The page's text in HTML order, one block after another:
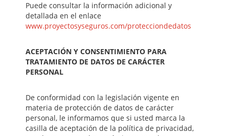
Puede consultar la información adicional y
detallada en el enlace
www.proyectosyseguros.com/protecciondedatos
ACEPTACIÓN Y CONSENTIMIENTO PARA
TRATAMIENTO DE DATOS DE CARÁCTER
PERSONAL
De conformidad con la legislación vigente en
materia de protección de datos de carácter
personal, le informamos que si usted marca la
casilla de aceptación de la política de privacidad,